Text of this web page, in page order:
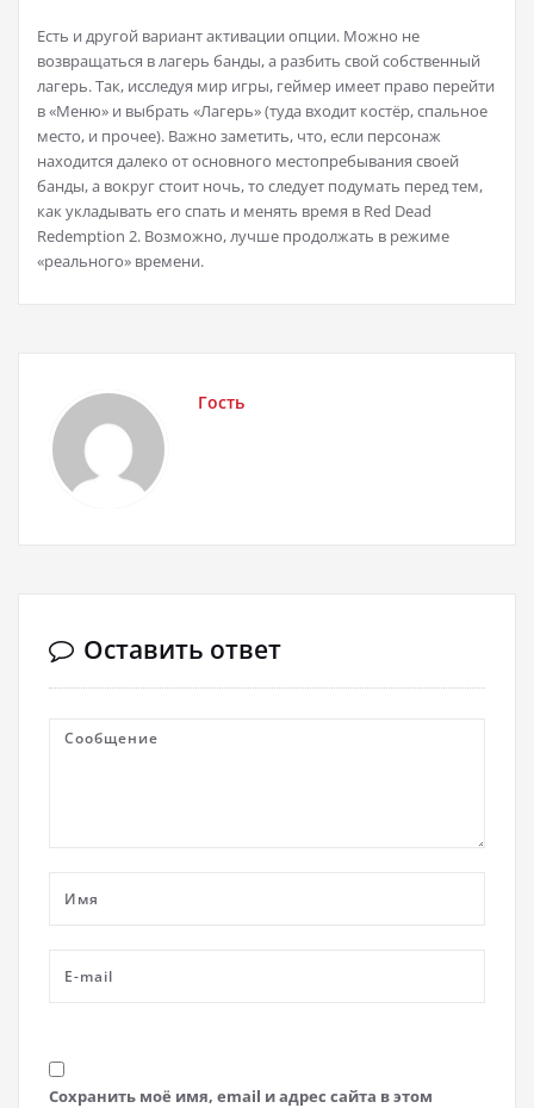
Есть и другой вариант активации опции. Можно не
возвращаться в лагерь банды, а разбить свой собственный
лагерь. Так, исследуя мир игры, геймер имеет право перейти
в «Меню» и выбрать «Лагерь» (туда входит костёр, спальное
место, и прочее). Важно заметить, что, если персонаж
находится далеко от основного местопребывания своей
банды, а вокруг стоит ночь, то следует подумать перед тем,
как укладывать его спать и менять время в Red Dead
Redemption 2. Возможно, лучше продолжать в режиме
«реального» времени.
Гость
Оставить ответ
Сохранить моё имя, email и адрес сайта в этом